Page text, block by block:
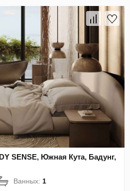
SENSE, Южная Кута, Бадунг,
Ванных: 1